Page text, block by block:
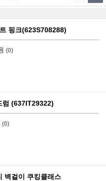
핑크(623S708288)
(0)
럼 (637IT29322)
(0)
벽걸이 쿠킹클래스